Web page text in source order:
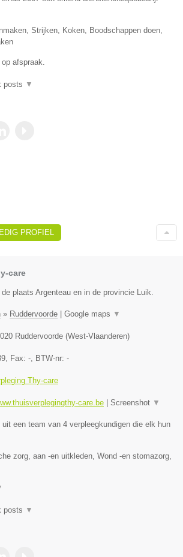
Strijken, Koken, Boodschappen doen,
afspraak.
posts ▼
PROFIEL
care
plaats Argenteau en in de provincie Luik.
» Ruddervoorde | Google maps ▼
Ruddervoorde (West-Vlaanderen)
, Fax: - , BTW-nr: -
Thy-care
care.be | Screenshot ▼
een team van 4 verpleegkundigen die elk hun
zorg, aan -en uitkleden, Wond -en stomazorg,
posts ▼